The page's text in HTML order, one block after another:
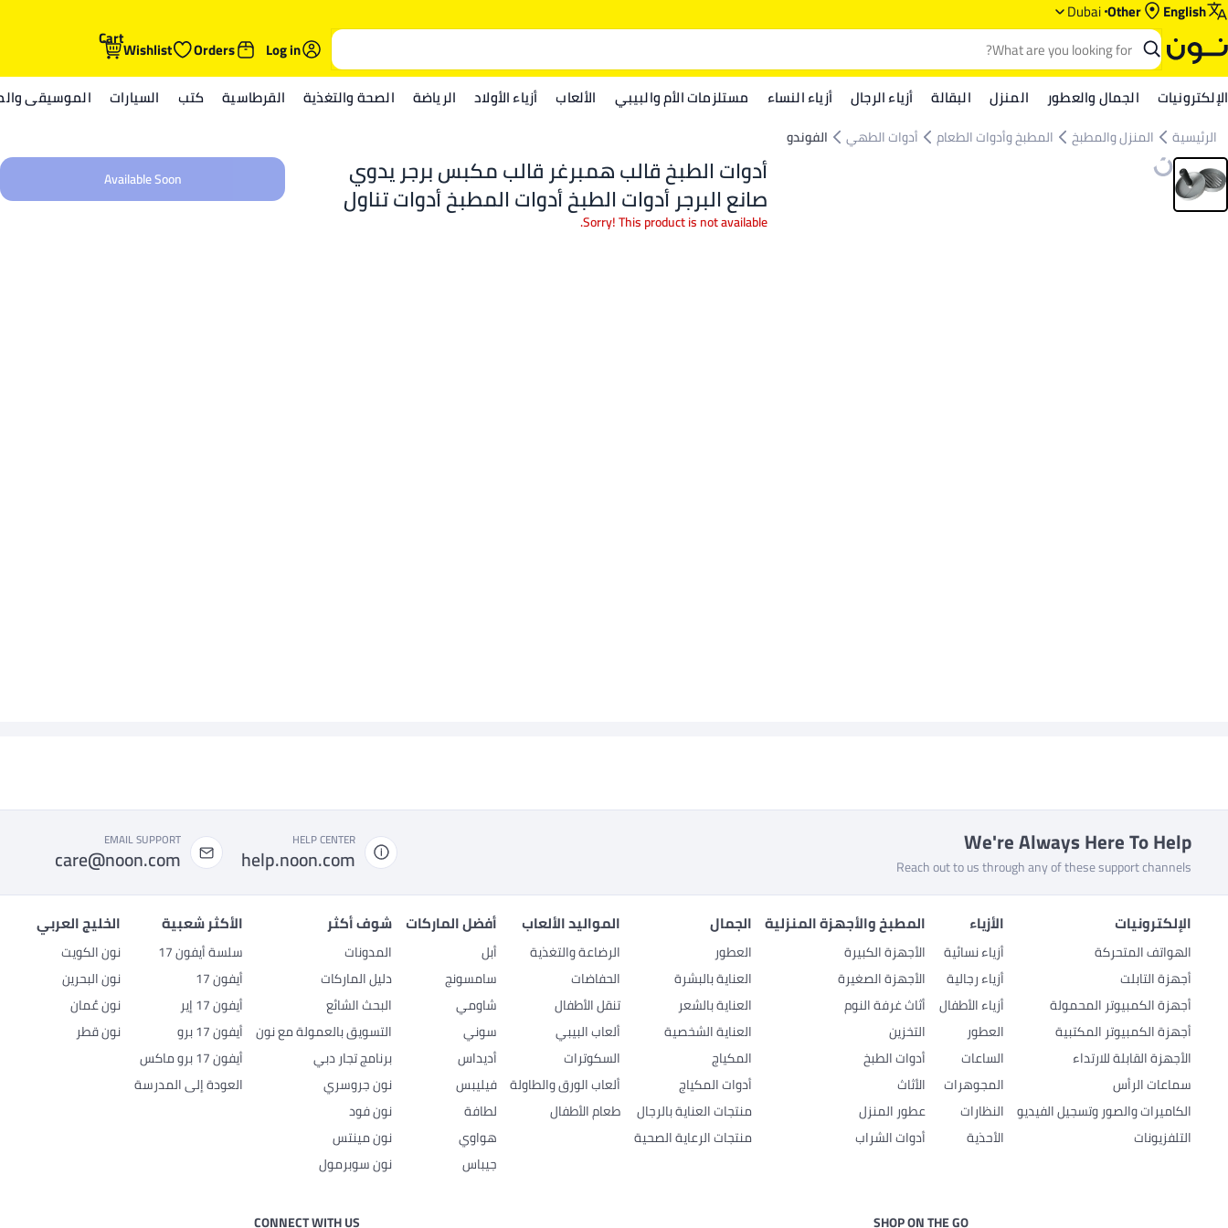
English
Other
Dubai
Log in
Orders
Wishlist
Cart
الإلكترونيات الجمال والعطور المنزل البقالة أزياء الرجال أزياء النساء مستلزمات الأم والبيبي الألعاب أزياء الأولاد الرياضة الصحة والتغذية القرطاسية كتب السيارات الموسيقى
الرئيسية المنزل والمطبخ المطبخ وأدوات الطعام أدوات الطهي الفوندو
أدوات الطبخ قالب همبرغر قالب مكبس برجر يدوي
صانع البرجر أدوات الطبخ أدوات المطبخ أدوات تناول
الطعام بار co17395
Sorry! This product is not available.
Available Soon
We're Always Here To Help
Reach out to us through any of these support channels
HELP CENTER
help.noon.com
EMAIL SUPPORT
care@noon.com
الإلكترونيات
الهواتف المتحركة
أجهزة التابلت
أجهزة الكمبيوتر المحمولة
أجهزة الكمبيوتر المكتبية
الأجهزة القابلة للارتداء
سماعات الرأس
الكاميرات والصور وتسجيل الفيديو
التلفزيونات
الأزياء
أزياء نسائية
أزياء رجالية
أزياء الأطفال
العطور
الساعات
المجوهرات
النظارات
الأحذية
المطبخ والأجهزة المنزلية
الأجهزة الكبيرة
الأجهزة الصغيرة
أثاث غرفة النوم
التخزين
أدوات الطبخ
الأثاث
عطور المنزل
أدوات الشراب
الجمال
العطور
العناية بالبشرة
العناية بالشعر
العناية الشخصية
المكياج
أدوات المكياج
منتجات العناية بالرجال
منتجات الرعاية الصحية
المواليد الألعاب
الرضاعة والتغذية
الحفاضات
تنقل الأطفال
ألعاب البيبي
السكوترات
ألعاب الورق والطاولة
طعام الأطفال
أفضل الماركات
أبل
سامسونج
شاومي
سوني
أديداس
فيليبس
لطافة
هواوي
جيباس
شوف أكثر
المدونات
دليل الماركات
البحث الشائع
التسويق بالعمولة مع نون
برنامج تجار دبي
نون جروسري
نون فود
نون مينتس
نون سوبرمول
الأكثر شعبية
سلسة أيفون 17
أيفون 17
أيفون 17 إير
أيفون 17 برو
أيفون 17 برو ماكس
العودة إلى المدرسة
الخليج العربي
نون الكويت
نون البحرين
نون عُمان
نون قطر
SHOP ON THE GO
CONNECT WITH US